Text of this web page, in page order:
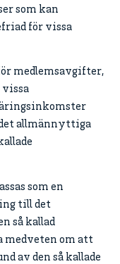
som kan
för vissa
medlemsavgifter,
vissa
allmännyttiga
som en
till det
så kallad
om att
av den så kallade